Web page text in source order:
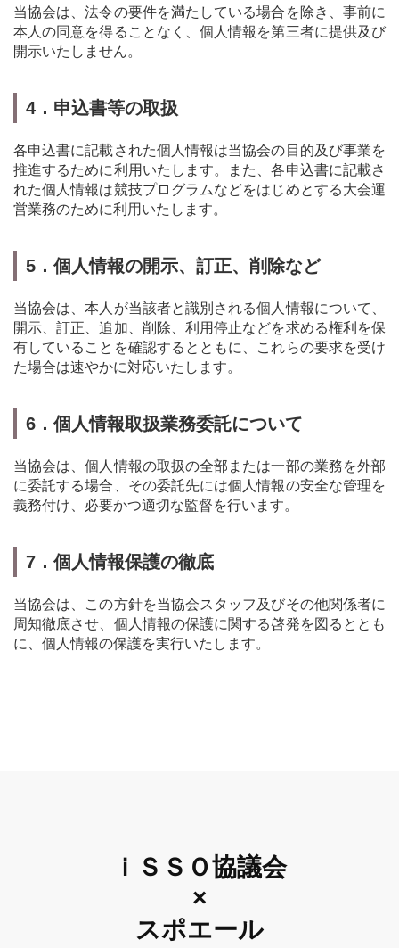
当協会は、法令の要件を満たしている場合を除き、事前に
本人の同意を得ることなく、個人情報を第三者に提供及び
開示いたしません。
4．申込書等の取扱
各申込書に記載された個人情報は当協会の目的及び事業を
推進するために利用いたします。また、各申込書に記載さ
れた個人情報は競技プログラムなどをはじめとする大会運
営業務のために利用いたします。
5．個人情報の開示、訂正、削除など
当協会は、本人が当該者と識別される個人情報について、
開示、訂正、追加、削除、利用停止などを求める権利を保
有していることを確認するとともに、これらの要求を受け
た場合は速やかに対応いたします。
6．個人情報取扱業務委託について
当協会は、個人情報の取扱の全部または一部の業務を外部
に委託する場合、その委託先には個人情報の安全な管理を
義務付け、必要かつ適切な監督を行います。
7．個人情報保護の徹底
当協会は、この方針を当協会スタッフ及びその他関係者に
周知徹底させ、個人情報の保護に関する啓発を図るととも
に、個人情報の保護を実行いたします。
ｉＳＳＯ協議会
×
スポエール